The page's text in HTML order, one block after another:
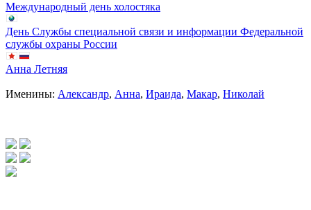
Международный день холостяка
День Службы специальной связи и информации Федеральной
службы охраны России
Анна Летняя
Именины: Александр, Анна, Ираида, Макар, Николай